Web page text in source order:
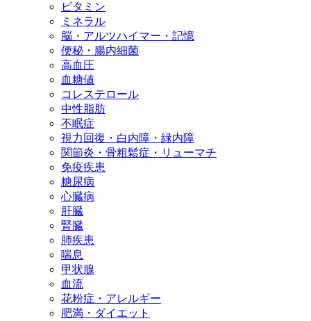
ビタミン
ミネラル
脳・アルツハイマー・記憶
便秘・腸内細菌
高血圧
血糖値
コレステロール
中性脂肪
不眠症
視力回復・白内障・緑内障
関節炎・骨粗鬆症・リューマチ
免疫疾患
糖尿病
心臓病
肝臓
腎臓
肺疾患
喘息
甲状腺
血流
花粉症・アレルギー
肥満・ダイエット